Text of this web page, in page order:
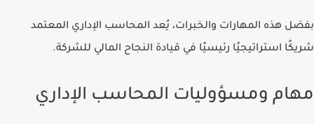
بفضل هذه المهارات والخبرات، يُعد المحاسب الإداري المعتمد
شريكًا استراتيجيًا رئيسيًا في قيادة النجاح المالي للشركة.
مهام ومسؤوليات المحاسب الإداري